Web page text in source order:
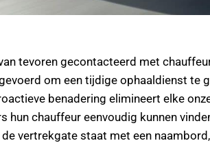
tevoren gecontacteerd met
om een tijdige ophaaldienst te
benadering elimineert elke
hun chauffeur eenvoudig kunnen
vertrekgate staat met een